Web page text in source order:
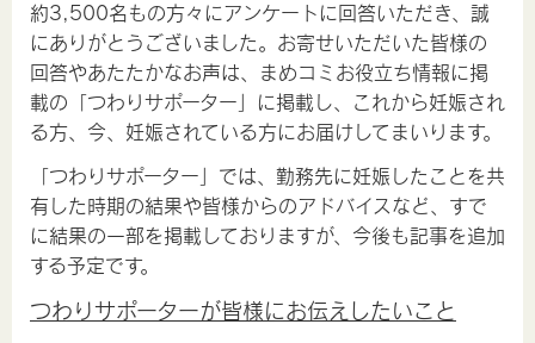
約3,500名もの方々にアンケートに回答いただき、誠
にありがとうございました。お寄せいただいた皆様の
回答やあたたかなお声は、まめコミお役立ち情報に掲
載の「つわりサポーター」に掲載し、これから妊娠され
る方、今、妊娠されている方にお届けしてまいります。
「つわりサポーター」では、勤務先に妊娠したことを共
有した時期の結果や皆様からのアドバイスなど、すで
に結果の一部を掲載しておりますが、今後も記事を追加
する予定です。
つわりサポーターが皆様にお伝えしたいこと